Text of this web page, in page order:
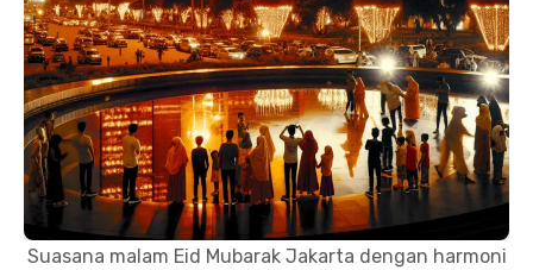
Suasana malam Eid Mubarak Jakarta dengan harmoni